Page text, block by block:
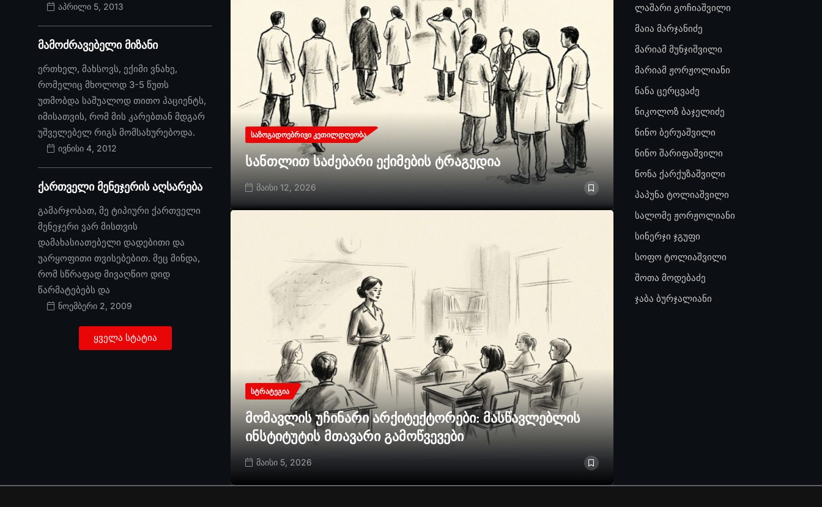
აპრილი 5, 2013
მამოძრავებელი მიზანი
ერთხელ, მახსოვს, ექიმი ვნახე,
რომელიც მხოლოდ 3-5 წუთს
უთმობდა საშუალოდ თითო პაციენტს,
იმისათვის, რომ მის კარებთან მდგარ
უშველებელ რიგს მომსახურებოდა.
ივნისი 4, 2012
ქართველი მენეჯერის აღსარება
გამარჯობათ, მე ტიპიური ქართველი
მენეჯერი ვარ მისთვის
დამახასიათებელი დადებითი და
უარყოფითი თვისებებით. მეც მინდა,
რომ სწრაფად მივაღწიო დიდ
წარმატებებს და
ნოემბერი 2, 2009
ყველა სტატია
ᲡᲐᲖᲝᲒᲐᲓᲝᲔᲑᲠᲘᲕᲘ ᲙᲔᲗᲘᲚᲓᲦᲔᲝᲑᲐ
სანთლით საძებარი ექიმების ტრაგედია
მაისი 12, 2026
ᲡᲢᲠᲐᲢᲔᲒᲘᲐ
მომავლის უჩინარი არქიტექტორები: მასწავლებლის
ინსტიტუტის მთავარი გამოწვევები
მაისი 5, 2026
ლაშარი გოჩიაშვილი
მაია მარჯანიძე
მარიამ მუნჯიშვილი
მარიამ ჟორჟოლიანი
ნანა ცერცვაძე
ნიკოლოზ ბაჯელიძე
ნინო ბერუაშვილი
ნინო შარიფაშვილი
ნონა ქარქუზაშვილი
პაპუნა ტოლიაშვილი
სალომე ჟორჟოლიანი
სინერჯი ჯგუფი
სოფო ტოლიაშვილი
შოთა მოდებაძე
ჯაბა ბურჯალიანი